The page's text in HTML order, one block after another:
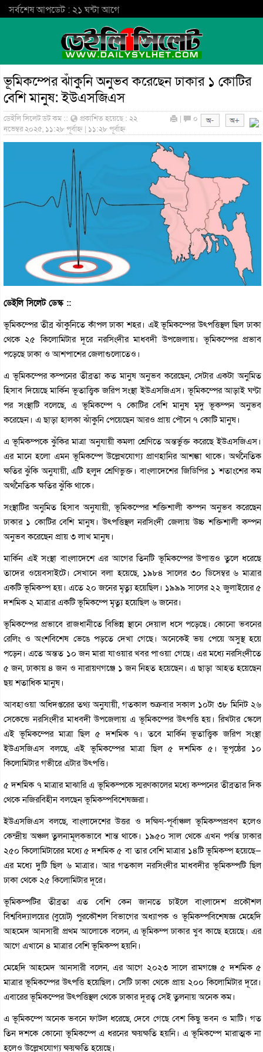
সর্বশেষ আপডেট : ২১ ঘন্টা আগে
ভূমিকম্পের ঝাঁকুনি অনুভব করেছেন ঢাকার ১ কোটির
বেশি মানুষ: ইউএসজিএস
ডেইলি সিলেট ডট কম ::
প্রকাশিত হয়েছে : ২২
নভেম্বর ২০২৫, ১১:২৮ পূর্বাহ্ন | ১১:২৮ পূর্বাহ্ন
| ০
ডেইলি সিলেট ডেস্ক ::
ভূমিকম্পের তীব্র ঝাঁকুনিতে কাঁপল ঢাকা শহর। এই ভূমিকম্পের উৎপত্তিস্থল ছিল ঢাকা
থেকে ২৫ কিলোমিটার দূরে নরসিংদীর মাধবদী উপজেলায়। ভূমিকম্পের প্রভাব
পড়েছে ঢাকা ও আশপাশের জেলাগুলোতেও।
এ ভূমিকম্পের কম্পনের তীব্রতা কত মানুষ অনুভব করেছেন, সেটার একটা অনুমিত
হিসাব দিয়েছে মার্কিন ভূতাত্ত্বিক জরিপ সংস্থা ইউএসজিএস। ভূমিকম্পের আড়াই ঘণ্টা
পর সংস্থাটি বলেছে, এ ভূমিকম্পে ৭ কোটির বেশি মানুষ মৃদু ভূকম্পন অনুভব
করেছেন। এ ছাড়া হালকা ঝাঁকুনি পেয়েছেন আরও প্রায় পৌনে ৭ কোটি মানুষ।
এ ভূমিকম্পকে ঝুঁকির মাত্রা অনুযায়ী কমলা শ্রেণিতে অন্তর্ভুক্ত করেছে ইউএসজিএস।
এর মানে হলো এমন ভূমিকম্পে উল্লেখযোগ্য প্রাণহানির আশঙ্কা থাকে। অর্থনৈতিক
ক্ষতির ঝুঁকি অনুযায়ী, এটি হলুদ শ্রেণিভুক্ত। বাংলাদেশের জিডিপির ১ শতাংশের কম
অর্থনৈতিক ক্ষতির ঝুঁকি থাকে।
সংস্থাটির অনুমিত হিসাব অনুযায়ী, ভূমিকম্পের শক্তিশালী কম্পন অনুভব করেছেন
ঢাকার ১ কোটির বেশি মানুষ। উৎপত্তিস্থল নরসিংদী জেলায় উচ্চ শক্তিশালী কম্পন
অনুভব করেছেন প্রায় ৩ লাখ মানুষ।
মার্কিন এই সংস্থা বাংলাদেশে এর আগের তিনটি ভূমিকম্পের উপাত্তও তুলে ধরেছে
তাদের ওয়েবসাইটে। সেখানে বলা হয়েছে, ১৯৮৪ সালের ৩০ ডিসেম্বর ৬ মাত্রার
একটি ভূমিকম্প হয়। এতে ২০ জনের মৃত্যু হয়েছিল। ১৯৯৯ সালের ২২ জুলাইয়ের ৫
দশমিক ২ মাত্রার একটি ভূমিকম্পে মৃত্যু হয়েছিল ৬ জনের।
ভূমিকম্পের প্রভাবে রাজধানীতে বিভিন্ন স্থানে দেয়াল ধসে পড়েছে। কোনো ভবনের
রেলিং ও অংশবিশেষ ভেঙে পড়তে দেখা গেছে। অনেকেই ভয় পেয়ে অসুস্থ হয়ে
পড়েন। এতে অন্তত ১০ জন মারা যাওয়ার খবর পাওয়া গেছে। এর মধ্যে নরসিংদীতে
৫ জন, ঢাকায় ৪ জন ও নারায়ণগঞ্জে ১ জন নিহত হয়েছেন। এ ছাড়া আহত হয়েছেন
ছয় শতাধিক মানুষ।
আবহাওয়া অধিদপ্তরের তথ্য অনুযায়ী, গতকাল শুক্রবার সকাল ১০টা ৩৮ মিনিট ২৬
সেকেন্ডে নরসিংদীর মাধবদী উপজেলায় এ ভূমিকম্পের উৎপত্তি হয়। রিখটার স্কেলে
এই ভূমিকম্পের মাত্রা ছিল ৫ দশমিক ৭। তবে মার্কিন ভূতাত্ত্বিক জরিপ সংস্থা
ইউএসজিএস বলছে, এই ভূমিকম্পের মাত্রা ছিল ৫ দশমিক ৫। ভূপৃষ্ঠের ১০
কিলোমিটার গভীরে এটার উৎপত্তি।
৫ দশমিক ৭ মাত্রার মাঝারি এ ভূমিকম্পকে স্মরণকালের মধ্যে কম্পনের তীব্রতার দিক
থেকে নজিরবিহীন বলছেন ভূমিকম্পবিশেষজ্ঞরা।
ইউএসজিএস বলছে, বাংলাদেশের উত্তর ও দক্ষিণ-পূর্বাঞ্চল ভূমিকম্পপ্রবণ হলেও
কেন্দ্রীয় অঞ্চল তুলনামূলকভাবে শান্ত থাকে। ১৯৫০ সাল থেকে এখন পর্যন্ত ঢাকার
২৫০ কিলোমিটারের মধ্যে ৫ দশমিক ৫ বা তার বেশি মাত্রার ১৪টি ভূমিকম্প হয়েছে—
এর মধ্যে দুটি ছিল ৬ মাত্রার। আর গতকাল নরসিংদীর মাধবদীর ভূমিকম্পটি ছিল
ঢাকা থেকে ২৫ কিলোমিটার দূরে।
ভূমিকম্পটির তীব্রতা এত বেশি কেন জানতে চাইলে বাংলাদেশ প্রকৌশল
বিশ্ববিদ্যালয়ের (বুয়েট) পুরকৌশল বিভাগের অধ্যাপক ও ভূমিকম্পবিশেষজ্ঞ মেহেদি
আহমেদ আনসারী প্রথম আলোকে বলেন, এ ভূমিকম্প ঢাকার খুব কাছে হয়েছে। এর
আগে এখানে ৪ মাত্রার বেশি ভূমিকম্প হয়নি।
মেহেদি আহমেদ আনসারী বলেন, এর আগে ২০২৩ সালে রামগঞ্জে ৫ দশমিক ৫
মাত্রার ভূমিকম্পের উৎপত্তি হয়েছিল। সেটি ঢাকা থেকে প্রায় ২০০ কিলোমিটার দূরে।
এবারের ভূমিকম্পের উৎপত্তিস্থল থেকে ঢাকার দূরত্ব সেই তুলনায় অনেক কম।
এ ভূমিকম্পে অনেক ভবনে ফাটল ধরেছে, দেবে গেছে বেশ কিছু ভবন ও মাটি। গত
তিন দশকে কোনো ভূমিকম্পে এ ধরনের ক্ষয়ক্ষতি হয়নি। এ ভূমিকম্পে মারাত্মক না
হলেও উল্লেখযোগ্য ক্ষয়ক্ষতি হয়েছে।